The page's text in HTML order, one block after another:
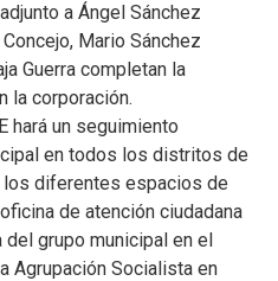
a Ángel Sánchez
Mario Sánchez
Guerra completan la
la corporación.
hará un seguimiento
en todos los distritos de
los diferentes espacios de
de atención ciudadana
grupo municipal en el
Agrupación Socialista en